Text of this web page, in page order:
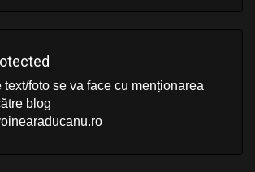
text/foto se va face cu menționarea
blog